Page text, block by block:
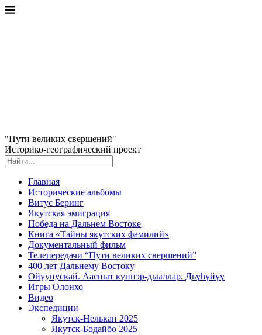
"Пути великих свершений"
Историко-географический проект
Главная
Исторические альбомы
Витус Беринг
Якутская эмиграция
Победа на Дальнем Востоке
Книга «Тайны якутских фамилий»
Документальный фильм
Телепередачи “Пути великих свершений”
400 лет Дальнему Востоку
Ойуунускай. Ааспыт күннэр-дьыллар. Дьүһүйүү
Игры Олонхо
Видео
Экспедиции
Якутск-Нелькан 2025
Якутск-Бодайбо 2025